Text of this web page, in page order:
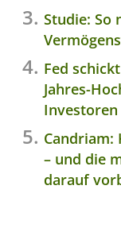
Studie: So
Fed
Jahres-
Candriam:
– und die
darauf